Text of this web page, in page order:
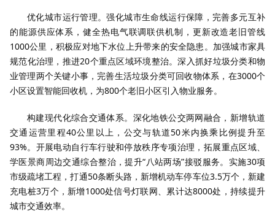
优化城市运行管理。强化城市生命线运行保障，完善多元互补
的能源供应体系，健全热电气联调联供机制，更新改造老旧管线
1000公里，积极应对地下水位上升带来的安全隐患。加强城市家具
规范化治理，推进20个重点区域环境整治。深入抓好垃圾分类和物
业管理两个关键小事，完善生活垃圾分类可回收物体系，在3000个
小区设置智能回收机，为800个老旧小区引入物业服务。
构建现代化综合交通体系。深化地铁公交两网融合，新增轨道
交通运营里程40公里以上，公交与轨道50米内换乘比例提升至
93%。开展电动自行车行驶和停放秩序专项治理，拓展重点区域、
学医景商周边交通综合整治，提升“八站两场”接驳服务。实施30项
市级疏堵工程，打通50条断头路，新增机动车停车位3.5万个，新建
充电桩3万个，新增1000处信号灯联网、累计达8000处，持续提升
城市交通效率。